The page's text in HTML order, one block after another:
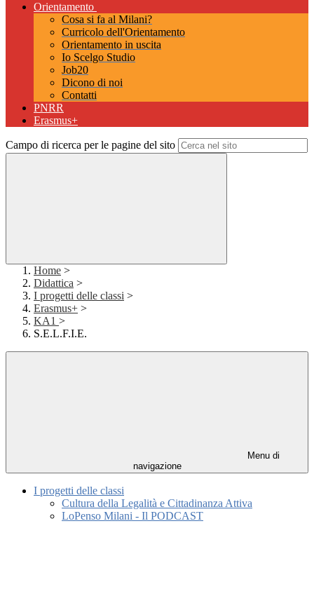
Orientamento
Cosa si fa al Milani?
Curricolo dell'Orientamento
Orientamento in uscita
Io Scelgo Studio
Job20
Dicono di noi
Contatti
PNRR
Erasmus+
Campo di ricerca per le pagine del sito
Home >
Didattica >
I progetti delle classi >
Erasmus+ >
KA1 >
S.E.L.F.I.E.
Menu di
navigazione
I progetti delle classi
Cultura della Legalità e Cittadinanza Attiva
LoPenso Milani - Il PODCAST